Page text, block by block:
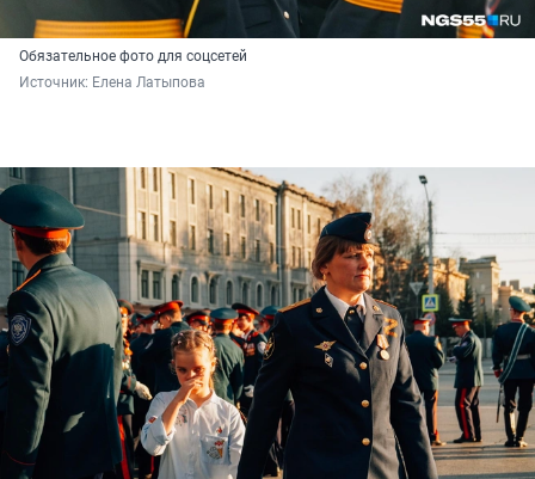
Обязательное фото для соцсетей
Источник: Елена Латыпова